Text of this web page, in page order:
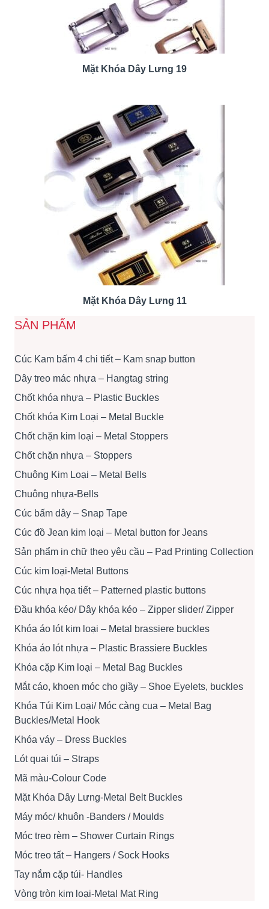
Mặt Khóa Dây Lưng 19
Mặt Khóa Dây Lưng 11
SẢN PHẨM
Cúc Kam bấm 4 chi tiết – Kam snap button
Dây treo mác nhựa – Hangtag string
Chốt khóa nhựa – Plastic Buckles
Chốt khóa Kim Loại – Metal Buckle
Chốt chặn kim loại – Metal Stoppers
Chốt chặn nhựa – Stoppers
Chuông Kim Loại – Metal Bells
Chuông nhựa-Bells
Cúc bấm dây – Snap Tape
Cúc đồ Jean kim loại – Metal button for Jeans
Sản phẩm in chữ theo yêu cầu – Pad Printing Collection
Cúc kim loại-Metal Buttons
Cúc nhựa họa tiết – Patterned plastic buttons
Đầu khóa kéo/ Dây khóa kéo – Zipper slider/ Zipper
Khóa áo lót kim loại – Metal brassiere buckles
Khóa áo lót nhựa – Plastic Brassiere Buckles
Khóa cặp Kim loại – Metal Bag Buckles
Mắt cáo, khoen móc cho giầy – Shoe Eyelets, buckles
Khóa Túi Kim Loại/ Móc càng cua – Metal Bag
Buckles/Metal Hook
Khóa váy – Dress Buckles
Lót quai túi – Straps
Mã màu-Colour Code
Mặt Khóa Dây Lưng-Metal Belt Buckles
Máy móc/ khuôn -Banders / Moulds
Móc treo rèm – Shower Curtain Rings
Móc treo tất – Hangers / Sock Hooks
Tay nắm cặp túi- Handles
Vòng tròn kim loại-Metal Mat Ring